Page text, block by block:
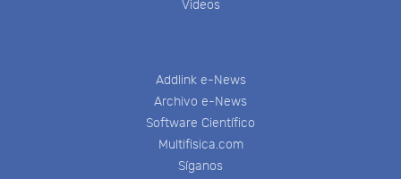
Videos
Addlink e-News
Archivo e-News
Software Científico
Multifisica.com
Síganos